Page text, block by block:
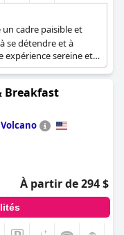
cadre paisible et
se détendre et à
expérience sereine et
Breakfast
Volcano
À partir de 294 $